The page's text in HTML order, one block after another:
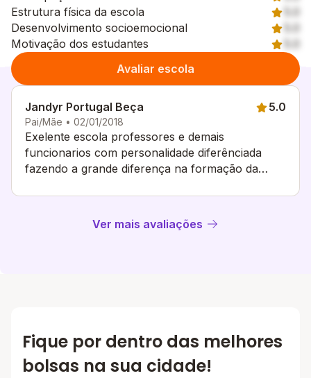
Estrutura física da escola
Desenvolvimento socioemocional
Motivação dos estudantes
Avaliar escola
Jandyr Portugal Beça
Pai/Mãe • 02/01/2018
5.0
Exelente escola professores e demais
funcionarios com personalidade diferênciada
fazendo a grande diferença na formação da
Ver mais avaliações
Fique por dentro das melhores
bolsas na sua cidade!